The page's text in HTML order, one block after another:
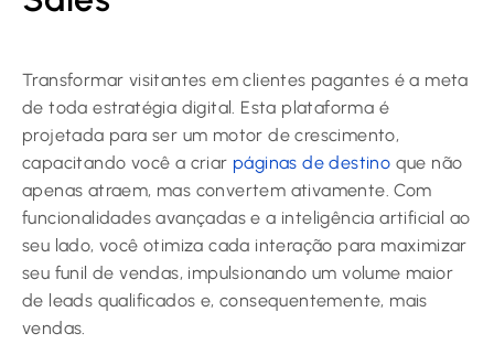
Transformar visitantes em clientes pagantes é a meta
de toda estratégia digital. Esta plataforma é
projetada para ser um motor de crescimento,
capacitando você a criar páginas de destino que não
apenas atraem, mas convertem ativamente. Com
funcionalidades avançadas e a inteligência artificial ao
seu lado, você otimiza cada interação para maximizar
seu funil de vendas, impulsionando um volume maior
de leads qualificados e, consequentemente, mais
vendas.